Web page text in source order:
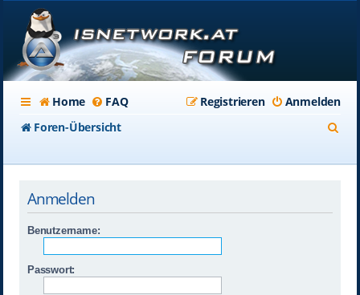
Home FAQ Anmelden
Registrieren
Foren-Übersicht
Anmelden
Benutzername:
Passwort: